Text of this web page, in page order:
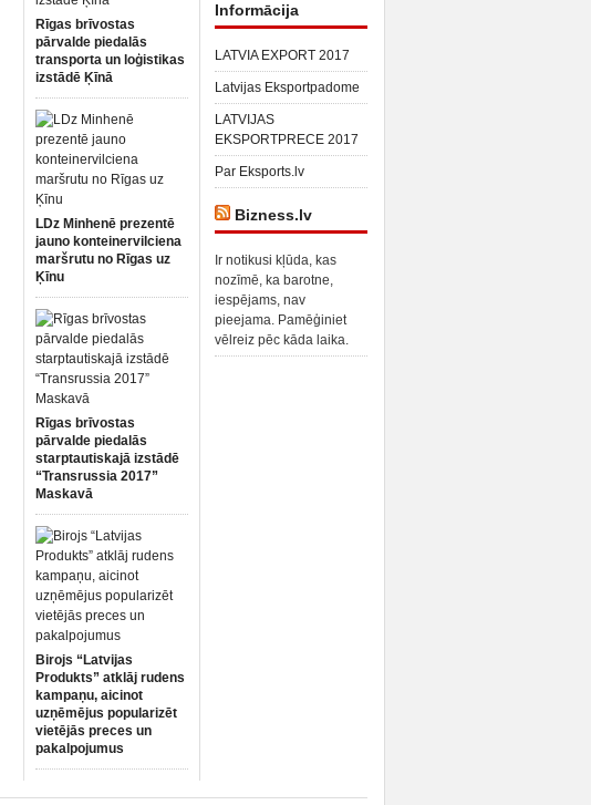
Rīgas brīvostas
pārvalde piedalās
transporta un loģistikas
izstādē Ķīnā
LDz Minhenē prezentē
jauno konteinervilciena
maršrutu no Rīgas uz
Ķīnu
Rīgas brīvostas
pārvalde piedalās
starptautiskajā izstādē
“Transrussia 2017”
Maskavā
Birojs “Latvijas
Produkts” atklāj rudens
kampaņu, aicinot
uzņēmējus popularizēt
vietējās preces un
pakalpojumus
Informācija
LATVIA EXPORT 2017
Latvijas Eksportpadome
LATVIJAS
EKSPORTPRECE 2017
Par Eksports.lv
Bizness.lv
Ir notikusi kļūda, kas
nozīmē, ka barotne,
iespējams, nav
pieejama. Pamēģiniet
vēlreiz pēc kāda laika.